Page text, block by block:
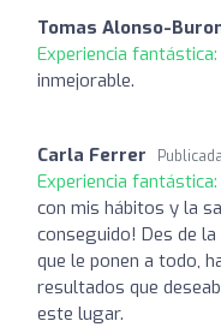
Tomas Alonso-
Experiencia fantástica:
inmejorable.
Carla Ferrer
Experiencia fantástica:
con mis hábitos y la
conseguido! Des de
que le ponen a todo,
resultados que
este lugar.